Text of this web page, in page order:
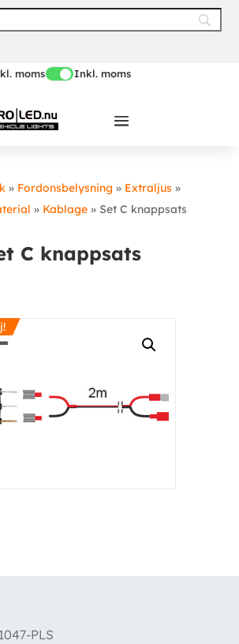
moms Inkl. moms
» Fordonsbelysning » Extraljus »
» Kablage » Set C knappsats
C knappsats
PLS